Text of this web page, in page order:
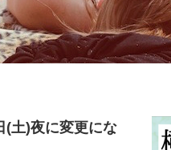
(土)夜に変更にな